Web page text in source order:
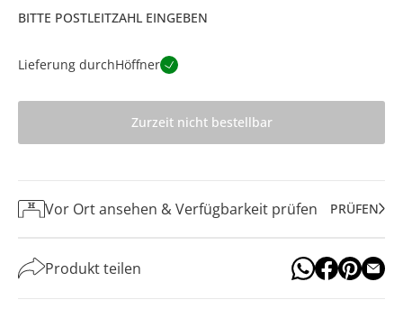
BITTE POSTLEITZAHL EINGEBEN
Lieferung durchHöffner
Zurzeit nicht bestellbar
Vor Ort ansehen & Verfügbarkeit prüfen PRÜFEN
Produkt teilen